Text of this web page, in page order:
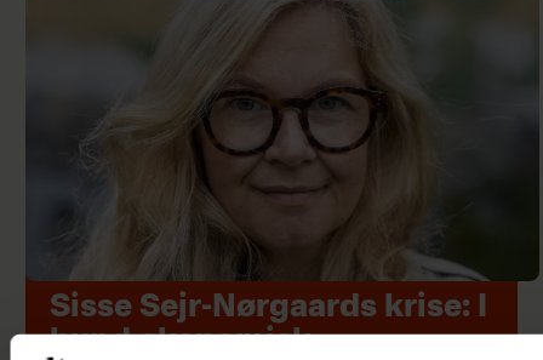
Sisse Sejr-Nørgaards krise: I
bund økonomisk